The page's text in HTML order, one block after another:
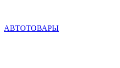
АВТОТОВАРЫ